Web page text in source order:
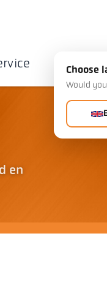
Företag
en
Choose
Would